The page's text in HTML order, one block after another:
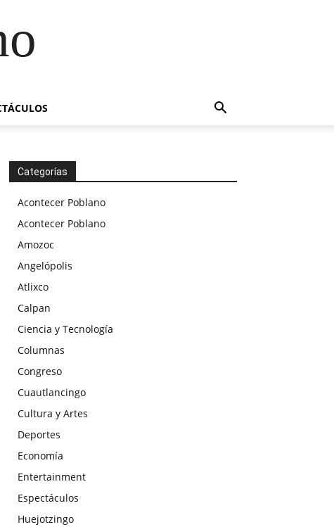
Categorías
Acontecer Poblano
Acontecer Poblano
Amozoc
Angelópolis
Atlixco
Calpan
Ciencia y Tecnología
Columnas
Congreso
Cuautlancingo
Cultura y Artes
Deportes
Economía
Entertainment
Espectáculos
Huejotzingo